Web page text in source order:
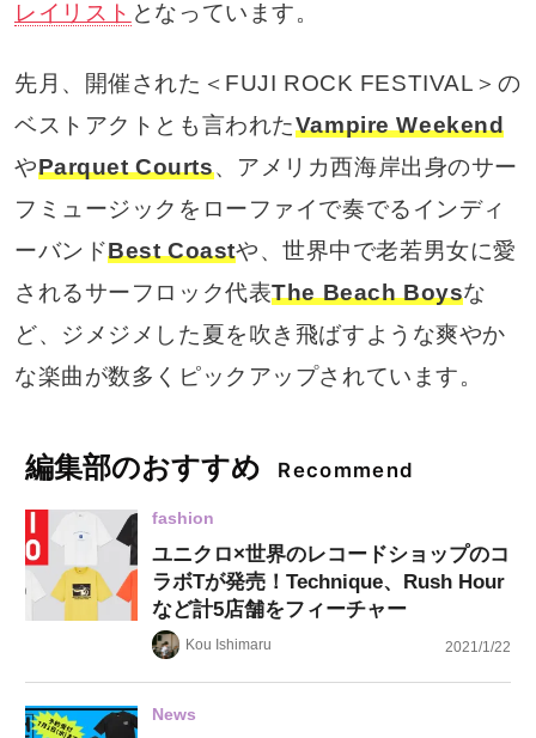
レイリスト となっています。
先月、開催された＜FUJI ROCK FESTIVAL＞の
ベストアクトとも言われたVampire Weekend
やParquet Courts、アメリカ西海岸出身のサー
フミュージックをローファイで奏でるインディ
ーバンドBest Coastや、世界中で老若男女に愛
されるサーフロック代表The Beach Boysな
ど、ジメジメした夏を吹き飛ばすような爽やか
な楽曲が数多くピックアップされています。
編集部のおすすめ Recommend
fashion
ユニクロ×世界のレコードショップのコ
ラボTが発売！Technique、Rush Hour
など計5店舗をフィーチャー
Kou Ishimaru 2021/1/22
News